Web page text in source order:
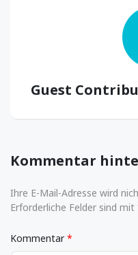
Guest
Kommentar
Ihre E-Mail-Adresse wird
Erforderliche Felder sind
Kommentar